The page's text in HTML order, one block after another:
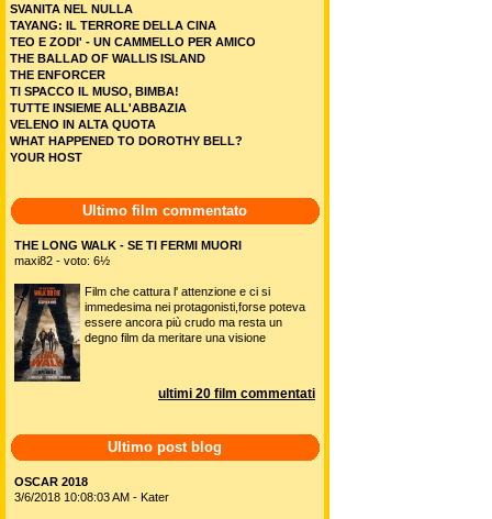
SVANITA NEL NULLA
TAYANG: IL TERRORE DELLA CINA
TEO E ZODI' - UN CAMMELLO PER AMICO
THE BALLAD OF WALLIS ISLAND
THE ENFORCER
TI SPACCO IL MUSO, BIMBA!
TUTTE INSIEME ALL'ABBAZIA
VELENO IN ALTA QUOTA
WHAT HAPPENED TO DOROTHY BELL?
YOUR HOST
Ultimo film commentato
THE LONG WALK - SE TI FERMI MUORI
maxi82 - voto: 6½
Film che cattura l' attenzione e ci si
immedesima nei protagonisti,forse poteva
essere ancora più crudo ma resta un
degno film da meritare una visione
ultimi 20 film commentati
Ultimo post blog
OSCAR 2018
3/6/2018 10:08:03 AM - Kater